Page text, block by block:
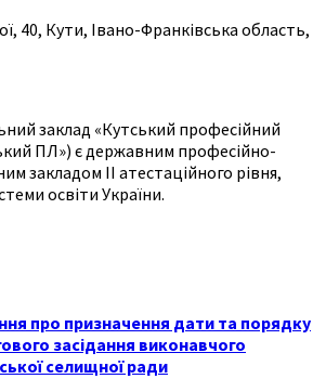
40, Кути, Івано-Франківська область,
заклад «Кутський професійний
ПЛ») є державним професійно-
закладом ІІ атестаційного рівня,
освіти України.
про призначення дати та порядку
засідання виконавчого
селищної ради